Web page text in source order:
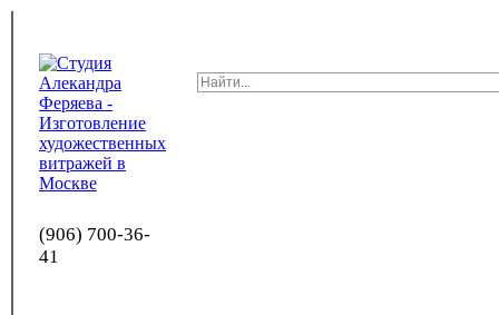
(906) 700-36-
41